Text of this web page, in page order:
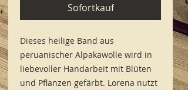
Sofortkauf
Dieses heilige Band aus
peruanischer Alpakawolle wird in
liebevoller Handarbeit mit Blüten
und Pflanzen gefärbt. Lorena nutzt